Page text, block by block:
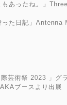
あったね。」
た日記」Antenna
芸術祭 2023 」グ
ブースより出展